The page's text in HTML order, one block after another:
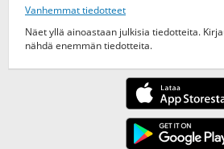
Vanhemmat tiedotteet
Näet yllä ainoastaan julkisia tiedotteita.
nähdä enemmän tiedotteita.